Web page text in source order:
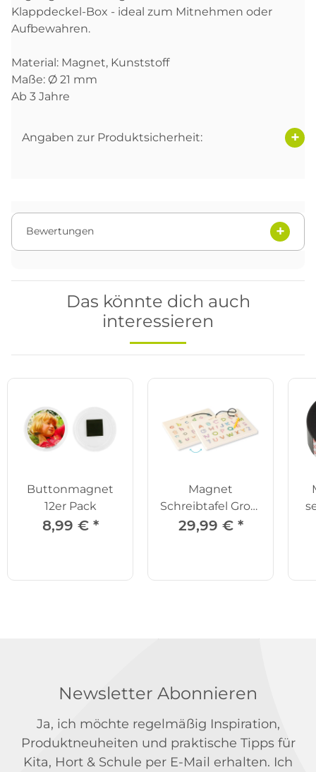
Klappdeckel-Box - ideal zum Mitnehmen oder
Aufbewahren.
Material: Magnet, Kunststoff
Maße: Ø 21 mm
Ab 3 Jahre
Angaben zur Produktsicherheit:
Bewertungen
Das könnte dich auch
interessieren
Buttonmagnet
12er Pack
8,99 € *
Magnet
Schreibtafel Gross
und
29,99 € *
Newsletter Abonnieren
Ja, ich möchte regelmäßig Inspiration,
Produktneuheiten und praktische Tipps für
Kita, Hort & Schule per E-Mail erhalten. Ich